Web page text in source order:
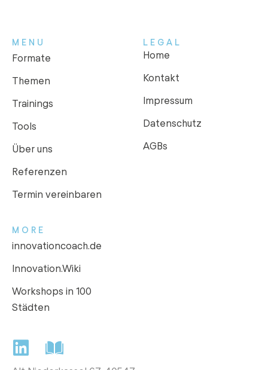
MENU
Formate
Themen
Trainings
Tools
Über uns
Referenzen
Termin vereinbaren
LEGAL
Home
Kontakt
Impressum
Datenschutz
AGBs
MORE
innovationcoach.de
Innovation.Wiki
Workshops in 100
Städten